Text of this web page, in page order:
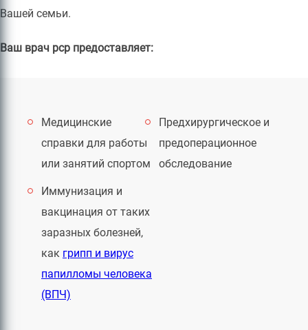
Вашей семьи.
Ваш врач pcp предоставляет:
Медицинские
справки для работы
или занятий спортом
Предхирургическое и
предоперационное
обследование
Иммунизация и
вакцинация от таких
заразных болезней,
как грипп и вирус
папилломы человека
(ВПЧ)